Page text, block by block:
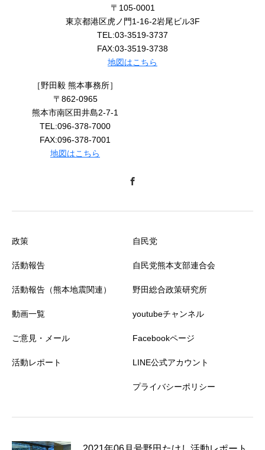
〒105-0001
東京都港区虎ノ門1-16-2岩尾ビル3F
TEL:03-3519-3737
FAX:03-3519-3738
地図はこちら
［野田毅 熊本事務所］
〒862-0965
熊本市南区田井島2-7-1
TEL:096-378-7000
FAX:096-378-7001
地図はこちら
政策
活動報告
活動報告（熊本地震関連）
動画一覧
ご意見・メール
活動レポート
自民党
自民党熊本支部連合会
野田総合政策研究所
youtubeチャンネル
Facebookページ
LINE公式アカウント
プライバシーポリシー